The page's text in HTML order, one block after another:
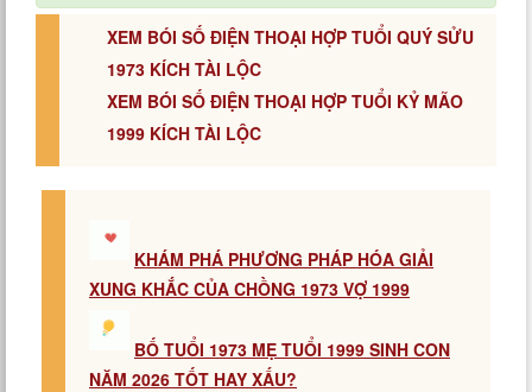
XEM BÓI SỐ ĐIỆN THOẠI HỢP TUỔI QUÝ SỬU
1973 KÍCH TÀI LỘC
XEM BÓI SỐ ĐIỆN THOẠI HỢP TUỔI KỶ MÃO
1999 KÍCH TÀI LỘC
KHÁM PHÁ PHƯƠNG PHÁP HÓA GIẢI
XUNG KHẮC CỦA CHỒNG 1973 VỢ 1999
BỐ TUỔI 1973 MẸ TUỔI 1999 SINH CON
NĂM 2026 TỐT HAY XẤU?